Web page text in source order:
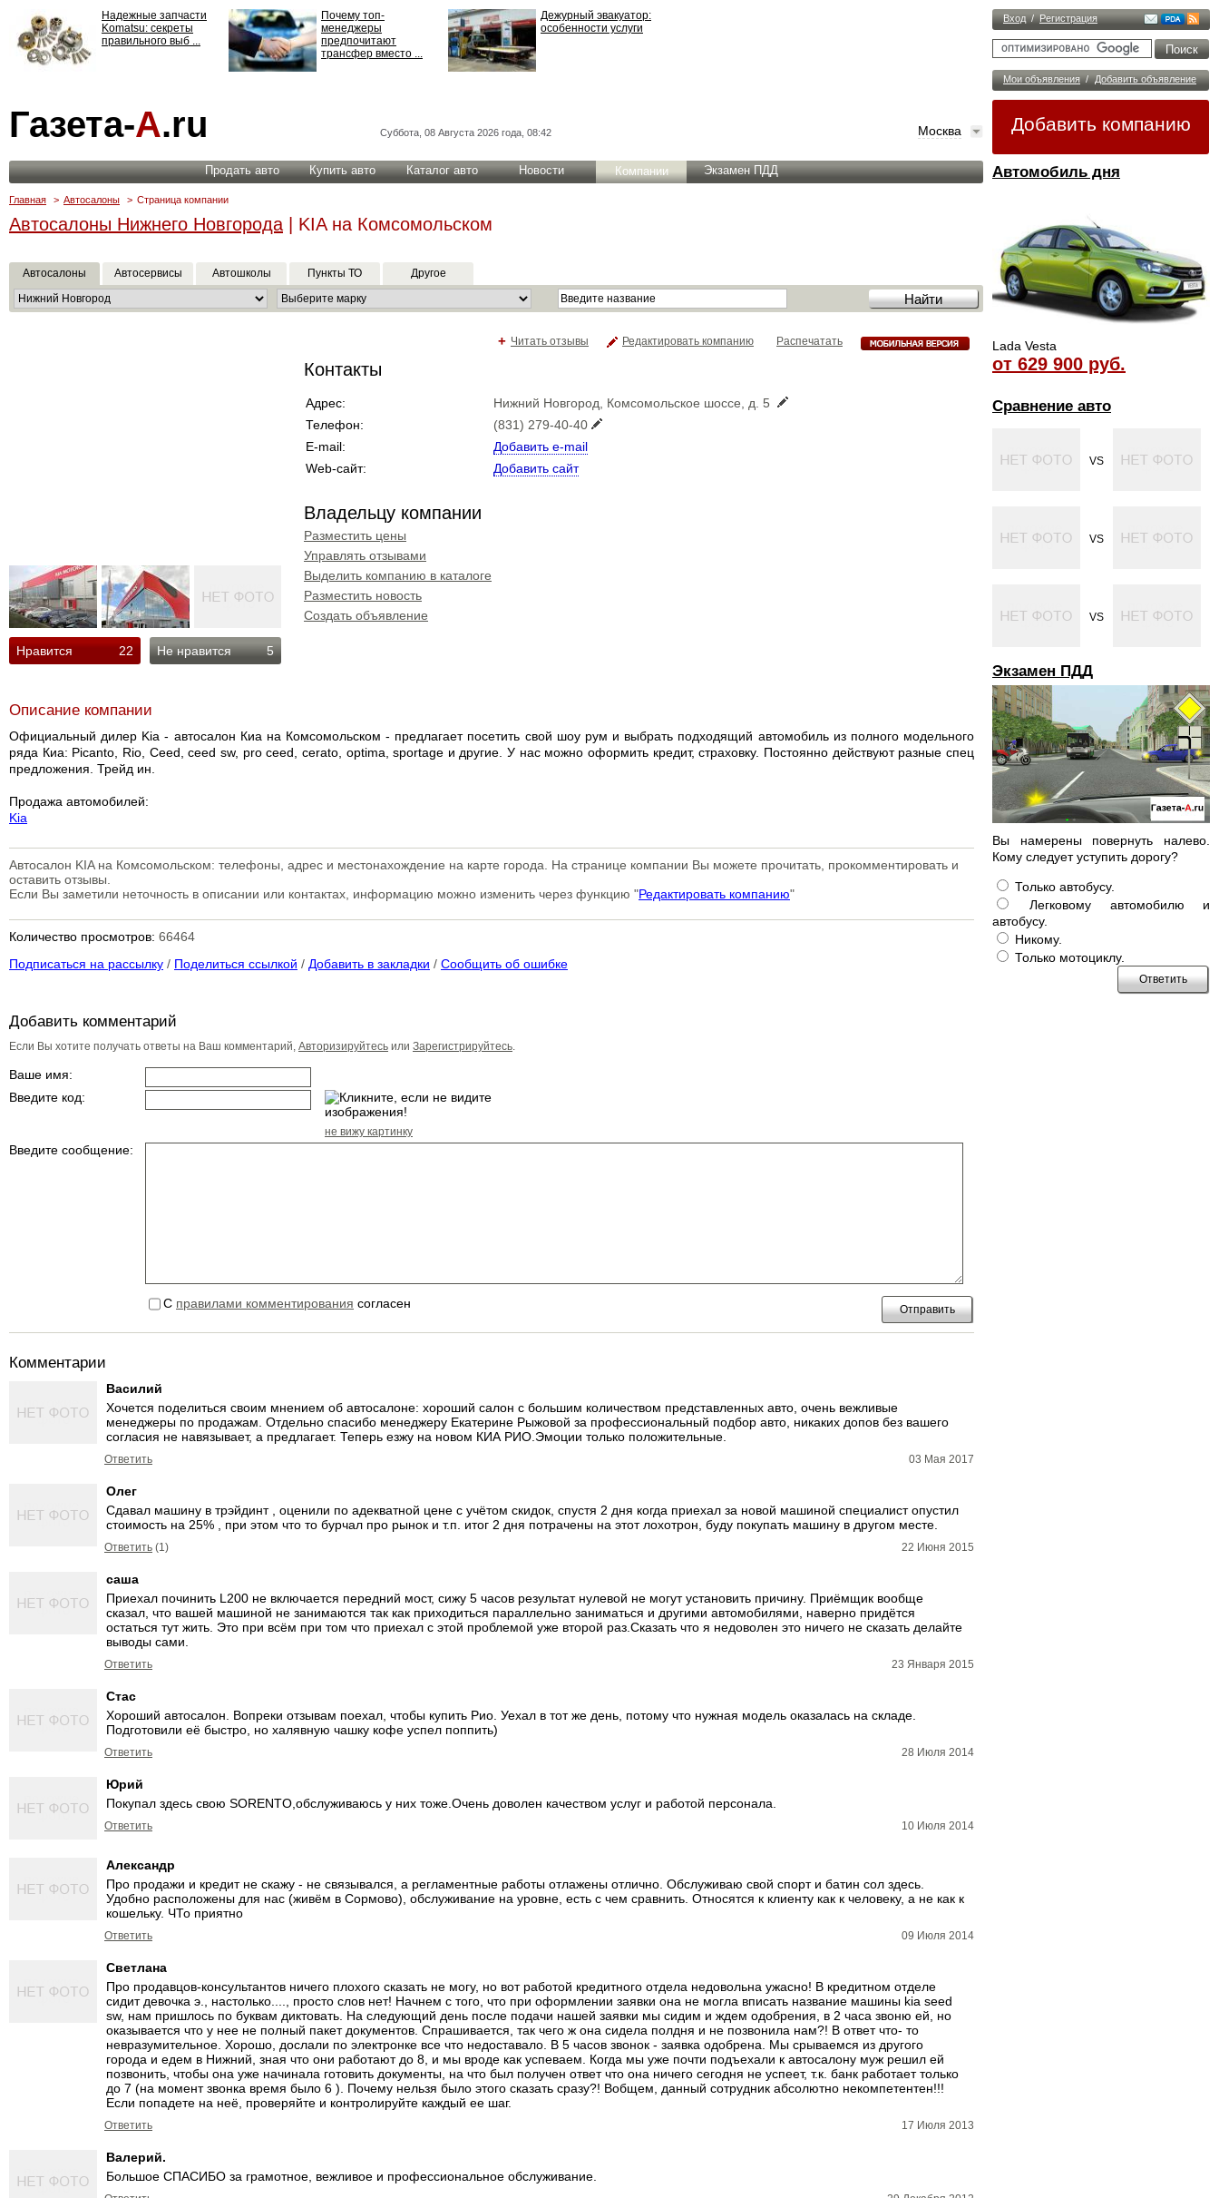
Вход / Регистрация
Мои объявления / Добавить объявление
Добавить компанию
Автомобиль дня
Lada Vesta
от 629 900 руб.
Сравнение авто
VS
VS
VS
Экзамен ПДД
Вы намерены повернуть налево.
Кому следует уступить дорогу?
Только автобусу.
Легковому автомобилю и
автобусу.
Никому.
Только мотоциклу.
Надежные запчасти
Komatsu: секреты
правильного выб ...
Почему топ-
менеджеры
предпочитают
трансфер вместо ...
Дежурный эвакуатор:
особенности услуги
ответственности: все,
что нужно знать ...
Газета-А.ru Суббота, 08 Августа 2026 года, 08:42 Москва
Продать авто Купить авто Каталог авто Новости Компании Экзамен ПДД
Главная > Автосалоны > Страница компании
Автосалоны Нижнего Новгорода | KIA на Комсомольском
Автосалоны Автосервисы Автошколы Пункты ТО Другое
Распечатать
Редактировать компанию
+ Читать отзывы
Нравится 22 Не нравится 5
Контакты
Адрес:
Нижний Новгород, Комсомольское шоссе, д. 5
Телефон:
(831) 279-40-40
E-mail:
Добавить e-mail
Web-сайт:
Добавить сайт
Владельцу компании
Разместить цены
Управлять отзывами
Выделить компанию в каталоге
Разместить новость
Создать объявление
Описание компании
Официальный дилер Kia - автосалон Киа на Комсомольском - предлагает посетить свой шоу рум и выбрать подходящий автомобиль из полного модельного
ряда Киа: Picanto, Rio, Ceed, ceed sw, pro ceed, cerato, optima, sportage и другие. У нас можно оформить кредит, страховку. Постоянно действуют разные спец
предложения. Трейд ин.
Продажа автомобилей:
Kia
Автосалон KIA на Комсомольском: телефоны, адрес и местонахождение на карте города. На странице компании Вы можете прочитать, прокомментировать и
оставить отзывы.
Если Вы заметили неточность в описании или контактах, информацию можно изменить через функцию "Редактировать компанию"
Количество просмотров: 66464
Подписаться на рассылку / Поделиться ссылкой / Добавить в закладки / Сообщить об ошибке
Добавить комментарий
Если Вы хотите получать ответы на Ваш комментарий, Авторизируйтесь или Зарегистрируйтесь.
Ваше имя:
Введите код:
не вижу картинку
Введите сообщение:
Отправить
С правилами комментирования согласен
Комментарии
Василий
Хочется поделиться своим мнением об автосалоне: хороший салон с большим количеством представленных авто, очень вежливые
менеджеры по продажам. Отдельно спасибо менеджеру Екатерине Рыжовой за профессиональный подбор авто, никаких допов без вашего
согласия не навязывает, а предлагает. Теперь езжу на новом КИА РИО.Эмоции только положительные.
Ответить 03 Мая 2017
Олег
Сдавал машину в трэйдинт , оценили по адекватной цене с учётом скидок, спустя 2 дня когда приехал за новой машиной специалист опустил
стоимость на 25% , при этом что то бурчал про рынок и т.п. итог 2 дня потрачены на этот лохотрон, буду покупать машину в другом месте.
Ответить (1) 22 Июня 2015
саша
Приехал починить L200 не включается передний мост, сижу 5 часов результат нулевой не могут установить причину. Приёмщик вообще
сказал, что вашей машиной не занимаются так как приходиться параллельно заниматься и другими автомобилями, наверно придётся
остаться тут жить. Это при всём при том что приехал с этой проблемой уже второй раз.Сказать что я недоволен это ничего не сказать делайте
выводы сами.
Ответить 23 Января 2015
Стас
Хороший автосалон. Вопреки отзывам поехал, чтобы купить Рио. Уехал в тот же день, потому что нужная модель оказалась на складе.
Подготовили её быстро, но халявную чашку кофе успел поппить)
Ответить 28 Июля 2014
Юрий
Покупал здесь свою SORENTO,обслуживаюсь у них тоже.Очень доволен качеством услуг и работой персонала.
Ответить 10 Июля 2014
Александр
Про продажи и кредит не скажу - не связывался, а регламентные работы отлажены отлично. Обслуживаю свой спорт и батин сол здесь.
Удобно расположены для нас (живём в Сормово), обслуживание на уровне, есть с чем сравнить. Относятся к клиенту как к человеку, а не как к
кошельку. ЧТо приятно
Ответить 09 Июля 2014
Светлана
Про продавцов-консультантов ничего плохого сказать не могу, но вот работой кредитного отдела недовольна ужасно! В кредитном отделе
сидит девочка э., настолько...., просто слов нет! Начнем с того, что при оформлении заявки она не могла вписать название машины kia seed
sw, нам пришлось по буквам диктовать. На следующий день после подачи нашей заявки мы сидим и ждем одобрения, в 2 часа звоню ей, но
оказывается что у нее не полный пакет документов. Спрашивается, так чего ж она сидела полдня и не позвонила нам?! В ответ что- то
невразумительное. Хорошо, дослали по электронке все что недоставало. В 5 часов звонок - заявка одобрена. Мы срываемся из другого
города и едем в Нижний, зная что они работают до 8, и мы вроде как успеваем. Когда мы уже почти подъехали к автосалону муж решил ей
позвонить, чтобы она уже начинала готовить документы, на что был получен ответ что она ничего сегодня не успеет, т.к. банк работает только
до 7 (на момент звонка время было 6 ). Почему нельзя было этого сказать сразу?! Вобщем, данный сотрудник абсолютно некомпетентен!!!
Если попадете на неё, проверяйте и контролируйте каждый ее шаг.
Ответить 17 Июля 2013
Валерий.
Большое СПАСИБО за грамотное, вежливое и профессиональное обслуживание.